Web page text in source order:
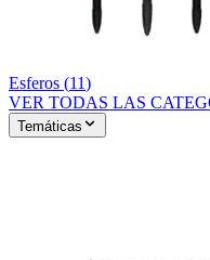
Esferos (11)
VER TODAS LAS
Temáticas